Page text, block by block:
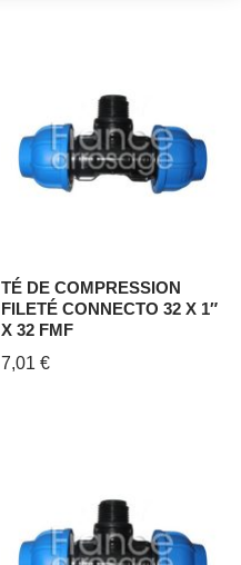
TÉ DE COMPRESSION
FILETÉ CONNECTO 32 X 1″
X 32 FMF
7,01€